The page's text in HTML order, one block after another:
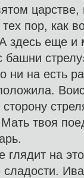
пор, как
здесь еще и
башни
ни на есть
сторону
Мать твоя
глядит на
сладости.